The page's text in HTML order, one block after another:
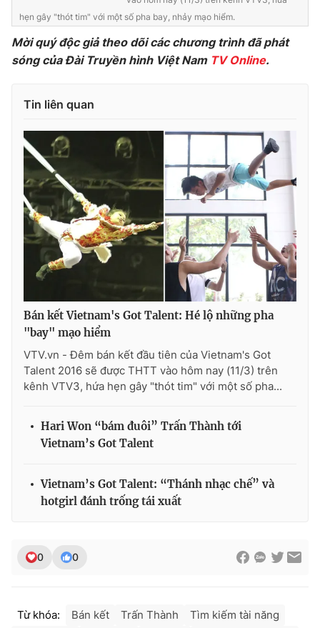
024.66 897 897
Email:toasoan@vtv.vn
Liên hệ quảng cáo:024-7300.7108
® Cấm sao chép dưới mọi hình thức nếu không có sự chấp
thuận bằng văn bản. Ghi rõ nguồn VTV.vn khi phát hành lại
thông tin từ website này.
hẹn gây "thót tim" với một số pha bay, nhảy mạo hiểm.
Mời quý độc giả theo dõi các chương trình đã phát
sóng của Đài Truyền hình Việt Nam TV Online.
Tin liên quan
Bán kết Vietnam's Got Talent: Hé lộ những pha
"bay" mạo hiểm
VTV.vn - Đêm bán kết đầu tiên của Vietnam's Got
Talent 2016 sẽ được THTT vào hôm nay (11/3) trên
kênh VTV3, hứa hẹn gây "thót tim" với một số pha...
Hari Won “bám đuôi” Trấn Thành tới
Vietnam’s Got Talent
Vietnam’s Got Talent: “Thánh nhạc chế” và
hotgirl đánh trống tái xuất
0 0
Từ khóa: Bán kết Trấn Thành
Tìm kiếm tài năng